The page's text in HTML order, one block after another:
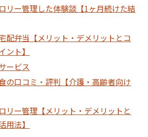
リー管理した体験談【1ヶ月続けた結
配弁当【メリット・デメリットとコ
ント】
ービス
の口コミ・評判【介護・高齢者向け
リー管理【メリット・デメリットと
用法】